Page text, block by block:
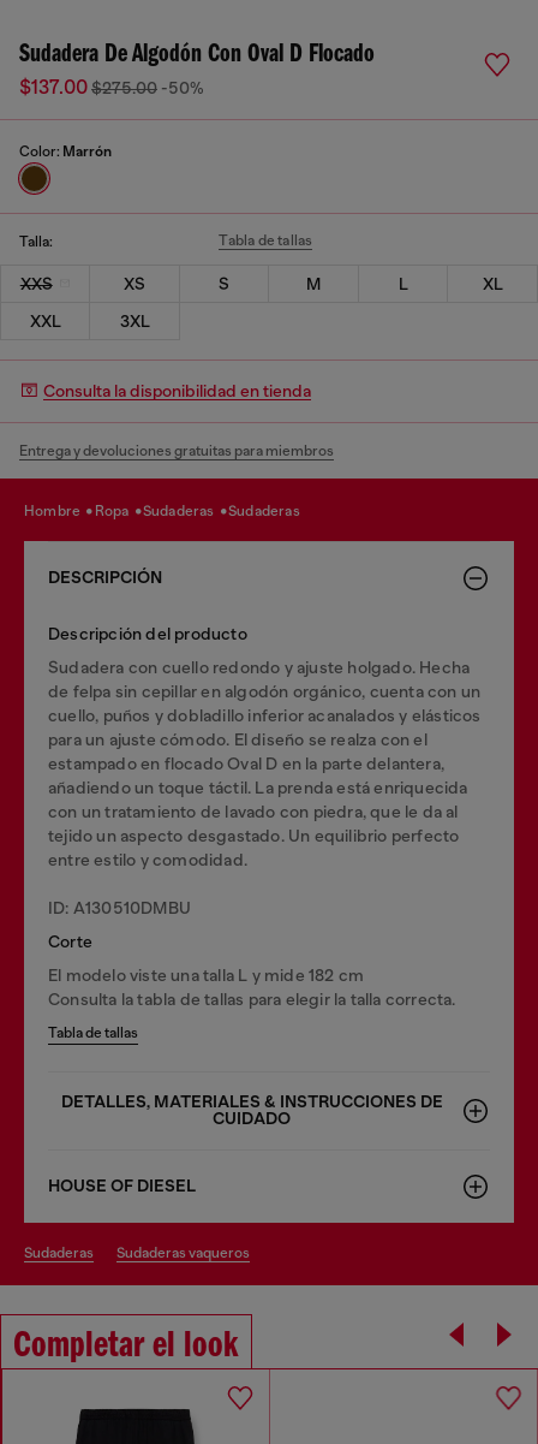
Sudadera De Algodón Con Oval D Flocado
$137.00$275.00 -50%
Color: Marrón
Talla: Tabla de tallas
XXS XS S M L
XL
XXL
3XL
Consulta la disponibilidad en tienda
Entrega y devoluciones gratuitas para miembros
hombre ropa sudaderas sudaderas
DESCRIPCIÓN
Descripción del producto
Sudadera con cuello redondo y ajuste holgado. Hecha
de felpa sin cepillar en algodón orgánico, cuenta con un
cuello, puños y dobladillo inferior acanalados y elásticos
para un ajuste cómodo. El diseño se realza con el
estampado en flocado Oval D en la parte delantera,
añadiendo un toque táctil. La prenda está enriquecida
con un tratamiento de lavado con piedra, que le da al
tejido un aspecto desgastado. Un equilibrio perfecto
entre estilo y comodidad.
ID: A130510DMBU
Corte
El modelo viste una talla L y mide 182 cm
Consulta la tabla de tallas para elegir la talla correcta.
Tabla de tallas
DETALLES, MATERIALES & INSTRUCCIONES DE
CUIDADO
HOUSE OF DIESEL
sudaderas sudaderas vaqueros
Completar el look